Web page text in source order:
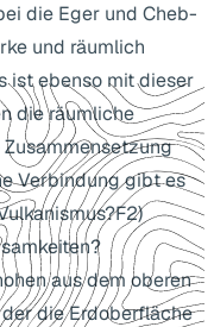
die Eger und Cheb-
und räumlich
ist ebenso mit dieser
die räumliche
Verbindung gibt es
aus dem oberen
die Erdoberfläche